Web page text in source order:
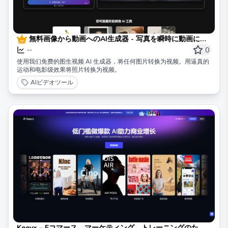
無料画像から動画へのAI生成器 - 写真を瞬時に動画に変
換
-- 0
使用我们免费的图生视频 AI 生成器，将任何图片转换为视频。用逼真的
运动和电影级效果将照片转换为视频。
AIビデオツール